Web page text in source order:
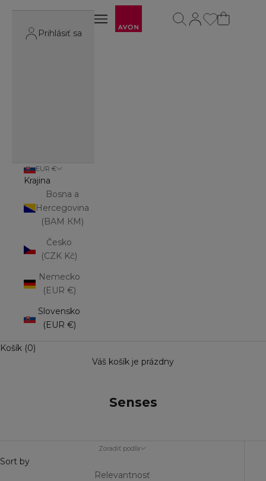
Otvoriť navigačné menu
Otvoriť navigačné menu
Otvoriť stránku
Otvoriť vyhľadávanie
Prihlásiť sa
EUR €
Krajina
Bosna a
Hercegovina
(BAM КМ)
Česko
(CZK Kč)
Nemecko
(EUR €)
Slovensko
(EUR €)
Košík (0)
Váš košík je prázdny
Senses
Zoradiť podľa
Sort by
Relevantnosť